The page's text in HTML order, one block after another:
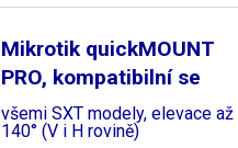
Mikrotik quickMOUNT
PRO, kompatibilní se
všemi SXT modely, elevace až
140° (V i H rovině)